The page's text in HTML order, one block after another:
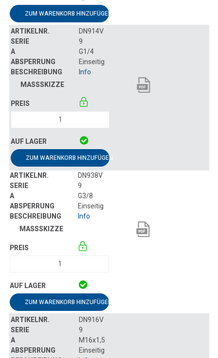
ZUM WARENKORB HINZUFÜGEN
DN914V
9
G1/4
Einseitig
Info
ZUM WARENKORB HINZUFÜGEN
DN938V
9
G3/8
Einseitig
Info
ZUM WARENKORB HINZUFÜGEN
DN916V
9
M16x1,5
Einseitig